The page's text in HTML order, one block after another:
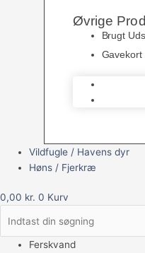
Øvrige
Brugt
Gavekort
Vildfugle / Havens dyr
Høns / Fjerkræ
0,00 kr. 0 Kurv
Ferskvand